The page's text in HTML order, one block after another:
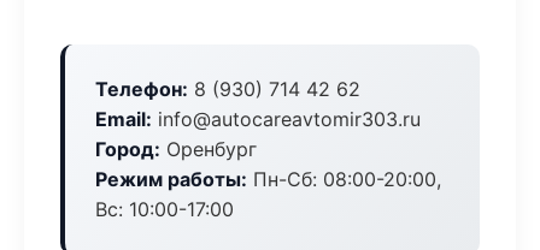
Телефон: 8 (930) 714 42 62
Email: info@autocareavtomir303.ru
Город: Оренбург
Режим работы: Пн-Сб: 08:00-20:00,
Вс: 10:00-17:00